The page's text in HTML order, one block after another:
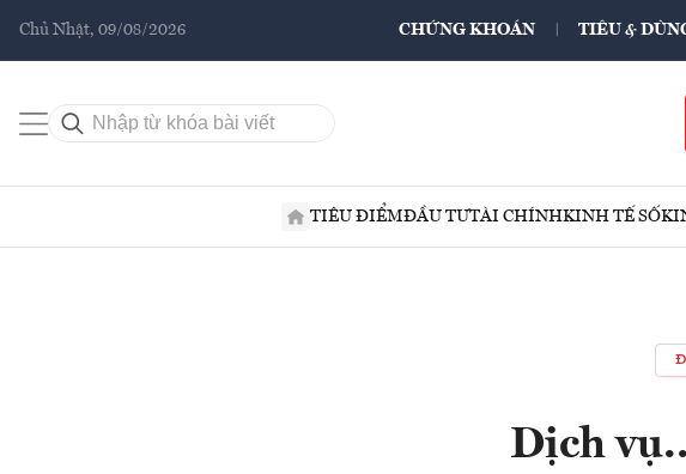
Chủ Nhật, 09/08/2026 CHỨNG KHOÁN TIÊU &
TIÊU ĐIỂMĐẦU TƯTÀI CHÍNHKINH TẾ SỐ
Dịch